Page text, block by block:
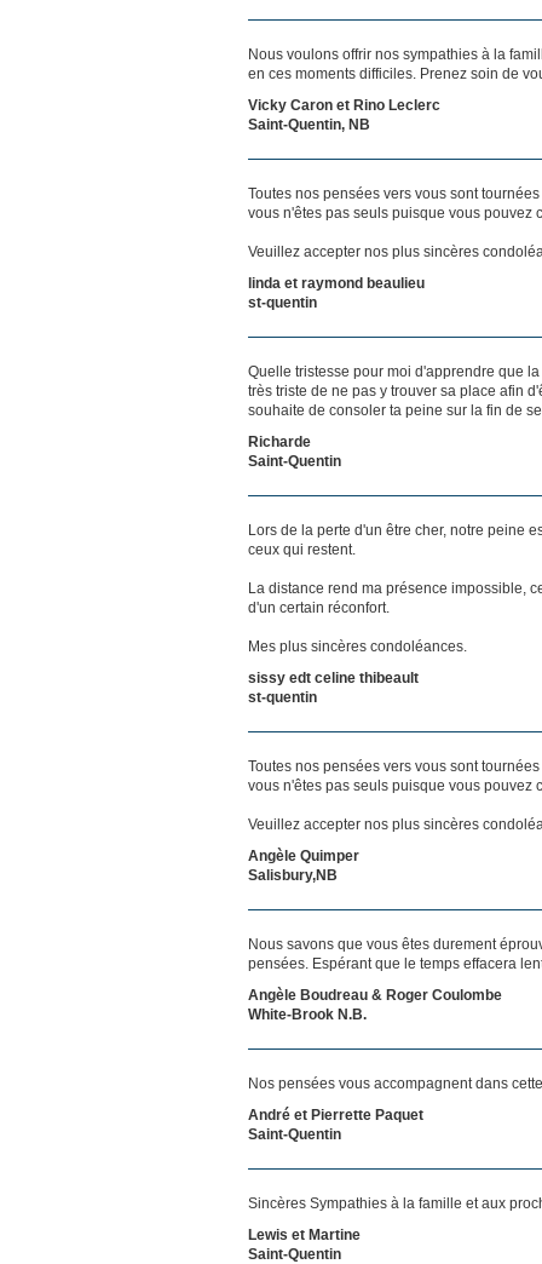
Nous voulons offrir nos sympathies à la
en ces moments difficiles. Prenez soin de
Vicky Caron et Rino Leclerc
Saint-Quentin, NB
Toutes nos pensées vers vous sont
vous n'êtes pas seuls puisque vous pouvez
Veuillez accepter nos plus sincères
linda et raymond beaulieu
st-quentin
Quelle tristesse pour moi d'apprendre que
très triste de ne pas y trouver sa place afin
souhaite de consoler ta peine sur la fin de
Richarde
Saint-Quentin
Lors de la perte d'un être cher, notre peine
ceux qui restent.
La distance rend ma présence impossible,
d'un certain réconfort.
Mes plus sincères condoléances.
sissy edt celine thibeault
st-quentin
Toutes nos pensées vers vous sont
vous n'êtes pas seuls puisque vous pouvez
Veuillez accepter nos plus sincères
Angèle Quimper
Salisbury,NB
Nous savons que vous êtes durement
pensées. Espérant que le temps effacera
Angèle Boudreau & Roger Coulombe
White-Brook N.B.
Nos pensées vous accompagnent dans
André et Pierrette Paquet
Saint-Quentin
Sincères Sympathies à la famille et aux
Lewis et Martine
Saint-Quentin